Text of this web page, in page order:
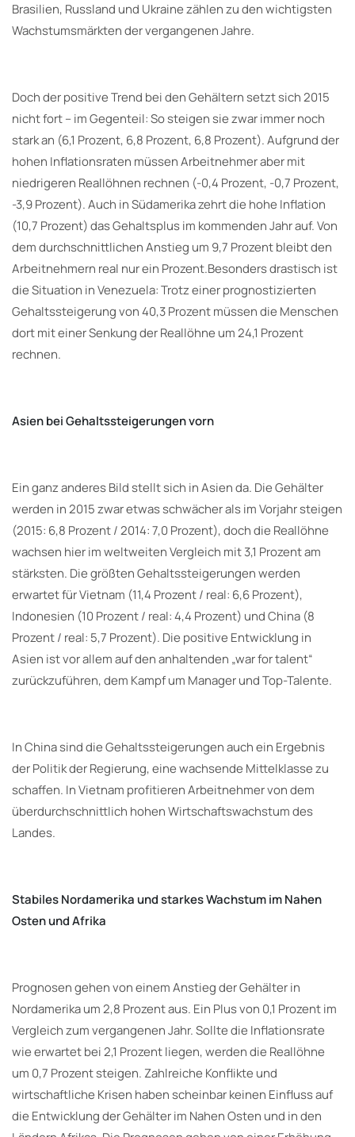
Brasilien, Russland und Ukraine zählen zu den wichtigsten
Wachstumsmärkten der vergangenen Jahre.
Doch der positive Trend bei den Gehältern setzt sich 2015
nicht fort – im Gegenteil: So steigen sie zwar immer noch
stark an (6,1 Prozent, 6,8 Prozent, 6,8 Prozent). Aufgrund der
hohen Inflationsraten müssen Arbeitnehmer aber mit
niedrigeren Reallöhnen rechnen (-0,4 Prozent, -0,7 Prozent,
-3,9 Prozent). Auch in Südamerika zehrt die hohe Inflation
(10,7 Prozent) das Gehaltsplus im kommenden Jahr auf. Von
dem durchschnittlichen Anstieg um 9,7 Prozent bleibt den
Arbeitnehmern real nur ein Prozent.Besonders drastisch ist
die Situation in Venezuela: Trotz einer prognostizierten
Gehaltssteigerung von 40,3 Prozent müssen die Menschen
dort mit einer Senkung der Reallöhne um 24,1 Prozent
rechnen.
Asien bei Gehaltssteigerungen vorn
Ein ganz anderes Bild stellt sich in Asien da. Die Gehälter
werden in 2015 zwar etwas schwächer als im Vorjahr steigen
(2015: 6,8 Prozent / 2014: 7,0 Prozent), doch die Reallöhne
wachsen hier im weltweiten Vergleich mit 3,1 Prozent am
stärksten. Die größten Gehaltssteigerungen werden
erwartet für Vietnam (11,4 Prozent / real: 6,6 Prozent),
Indonesien (10 Prozent / real: 4,4 Prozent) und China (8
Prozent / real: 5,7 Prozent). Die positive Entwicklung in
Asien ist vor allem auf den anhaltenden „war for talent“
zurückzuführen, dem Kampf um Manager und Top-Talente.
In China sind die Gehaltssteigerungen auch ein Ergebnis
der Politik der Regierung, eine wachsende Mittelklasse zu
schaffen. In Vietnam profitieren Arbeitnehmer von dem
überdurchschnittlich hohen Wirtschaftswachstum des
Landes.
Stabiles Nordamerika und starkes Wachstum im Nahen
Osten und Afrika
Prognosen gehen von einem Anstieg der Gehälter in
Nordamerika um 2,8 Prozent aus. Ein Plus von 0,1 Prozent im
Vergleich zum vergangenen Jahr. Sollte die Inflationsrate
wie erwartet bei 2,1 Prozent liegen, werden die Reallöhne
um 0,7 Prozent steigen. Zahlreiche Konflikte und
wirtschaftliche Krisen haben scheinbar keinen Einfluss auf
die Entwicklung der Gehälter im Nahen Osten und in den